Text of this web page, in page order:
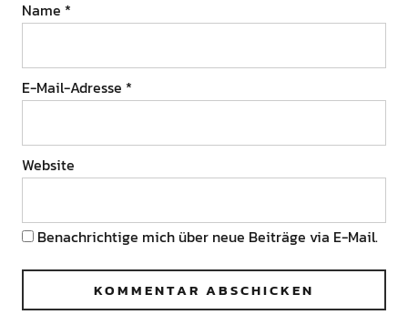
Name *
E-Mail-Adresse *
Website
Benachrichtige mich über neue Beiträge via E-Mail.